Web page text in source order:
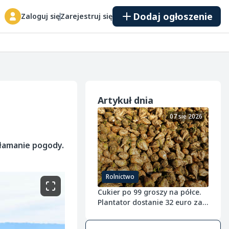
Zaloguj sięZarejestruj się Dodaj ogłoszenie
pogody.
Artykuł dnia
Rolnictwo
07 sie 2026
Cukier po 99 groszy na półce.
Plantator dostanie 32 euro za